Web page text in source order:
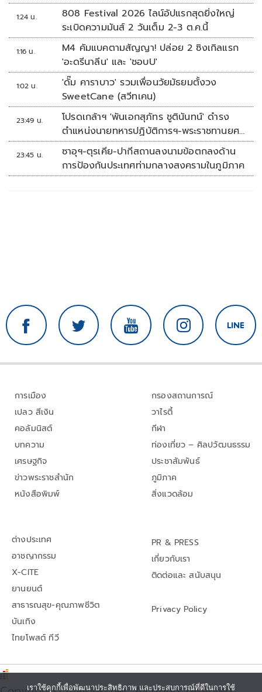
1:24 น.
808 Festival 2026 ไลน์อัปแรกสุดยิ่งใหญ่
ระเบิดความมันส์ 2 วันเต็ม 2-3 ต.ค.นี้
1:16 น.
M4 คัมแบคตามสัญญา! ปล่อย 2 ซิงเกิลแรก
'อะดรีนาลีน' และ 'ชอบU'
1:02 น.
'ดั๊ม คาราบาว' รวมเพื่อนวัยมัธยมตั้งวง
SweetCane (สวีทเคน)
23:49 น.
โปรดเกล้าฯ 'พันเอกสุภัทร ชูตินันทน์' ดำรง
ตำแหน่งนายทหารปฏิบัติการฯ-พระราชทานยศ
'พลตรี'
23:45 น.
ซาอุฯ-ตุรเคีย-ปากีสถานลงนามข้อตกลงด้าน
การป้องกันประเทศท่ามกลางสงครามในภูมิภาค
การเมือง
เปลว สีเงิน
คอลัมนิสต์
บทความ
เศรษฐกิจ
ข่าวพระราชสำนัก
หนังสือพิมพ์
กรองสถานการณ์
วาไรตี้
กีฬา
ท่องเที่ยว – ศิลปวัฒนธรรม
ประชาสัมพันธ์
ภูมิภาค
สิ่งแวดล้อม
ต่างประเทศ
อาชญากรรม
X-CITE
ยานยนต์
สาธารณสุข-คุณภาพชีวิต
บันเทิง
ไทยโพสต์ ทีวี
PR & PRESS
เกี่ยวกับเรา
ติดต่อและ สนับสนุน
Privacy Policy
เราใช้คุกกี้เพื่อพัฒนาประสิทธิภาพ และประสบการณ์ที่ดีในการใช้